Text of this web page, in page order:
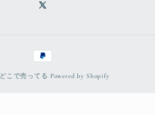
X
Payment
どこで売ってる Powered by Shopify